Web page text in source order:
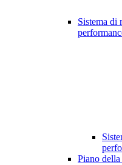
Sistema di
Piano